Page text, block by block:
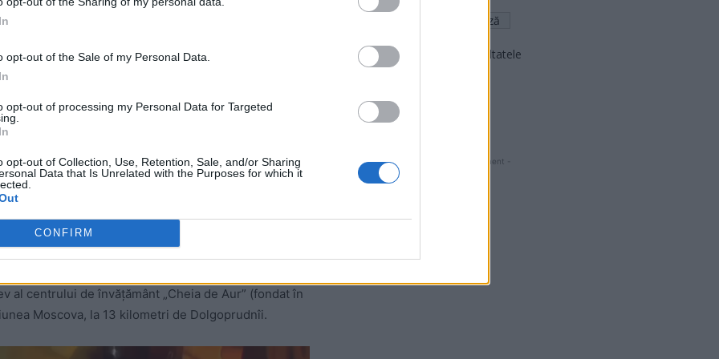
opt-out of the Sale of my Personal Data.
opt-out of processing my Personal Data for Targeted
opt-out of Collection, Use, Retention, Sale, and/or Sharing
Data that Is Unrelated with the Purposes for which it
CONFIRM
-
al centrului de învățământ „Cheia de Aur” (fondat în
Moscova, la 13 kilometri de Dolgoprudnîi.
Arată rezultatele
- Advertisment -